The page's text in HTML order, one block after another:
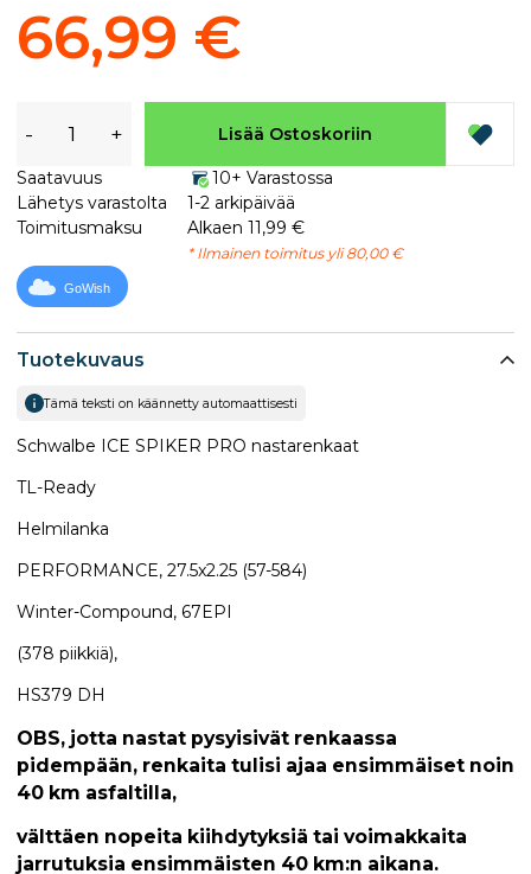
Tuotekuvaus
Tämä teksti on käännetty automaattisesti
Schwalbe ICE SPIKER PRO nastarenkaat
TL-Ready
Helmilanka
PERFORMANCE, 27.5x2.25 (57-584)
Winter-Compound, 67EPI
(378 piikkiä),
HS379 DH
OBS, jotta nastat pysyisivät renkaassa
pidempään, renkaita tulisi ajaa ensimmäiset noin
40 km asfaltilla,
välttäen nopeita kiihdytyksiä tai voimakkaita
jarrutuksia ensimmäisten 40 km:n aikana.
66,99 €
- + Lisää Ostoskoriin
Saatavuus
10+ Varastossa
Lähetys varastolta
1-2 arkipäivää
Toimitusmaksu
Alkaen 11,99 €
* Ilmainen toimitus yli 80,00 €
GoWish